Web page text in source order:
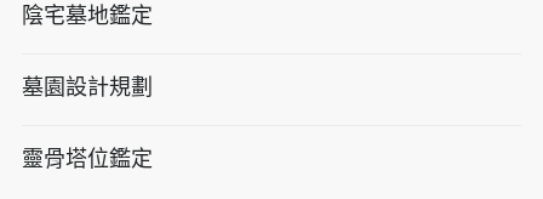
陰宅墓地鑑定
墓園設計規劃
靈骨塔位鑑定